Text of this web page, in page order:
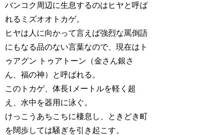
バンコク周辺に生息するのはヒヤと呼ば
れるミズオオトカゲ。
ヒヤは人に向かって言えば強烈な罵倒語
にもなる品のない言葉なので、現在はト
ゥアグン トゥアトーン（金さん銀さ
ん、福の神）と呼ばれる。
このトカゲ、体長1メートルを軽く超
え、水中を器用に泳ぐ。
けっこうあちこちに棲息し、ときどき町
を闊歩しては騒ぎを引き起こす。